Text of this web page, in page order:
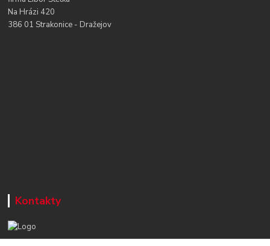
Na Hrázi 420
386 01 Strakonice - Dražejov
Kontakty